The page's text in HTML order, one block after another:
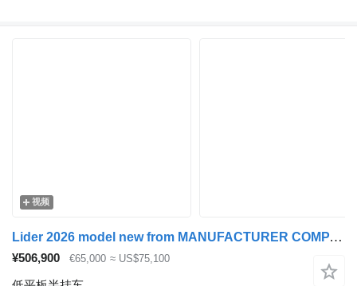
视频
Lider 2026 model new from MANUFACTURER COMPANY Ready in stock
¥506,900 €65,000 ≈ US$75,100